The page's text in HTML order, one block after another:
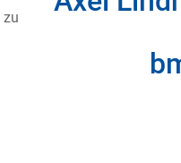
zu